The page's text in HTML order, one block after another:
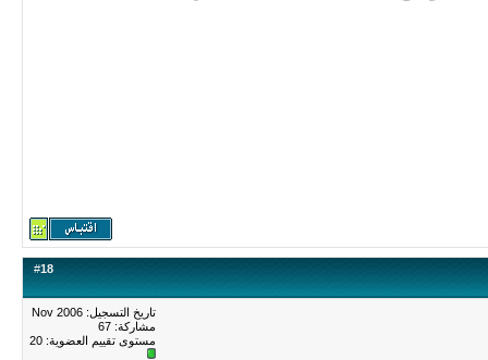
#18
تاريخ التسجيل: Nov 2006
مشاركة: 67
مستوى تقييم العضوية: 20